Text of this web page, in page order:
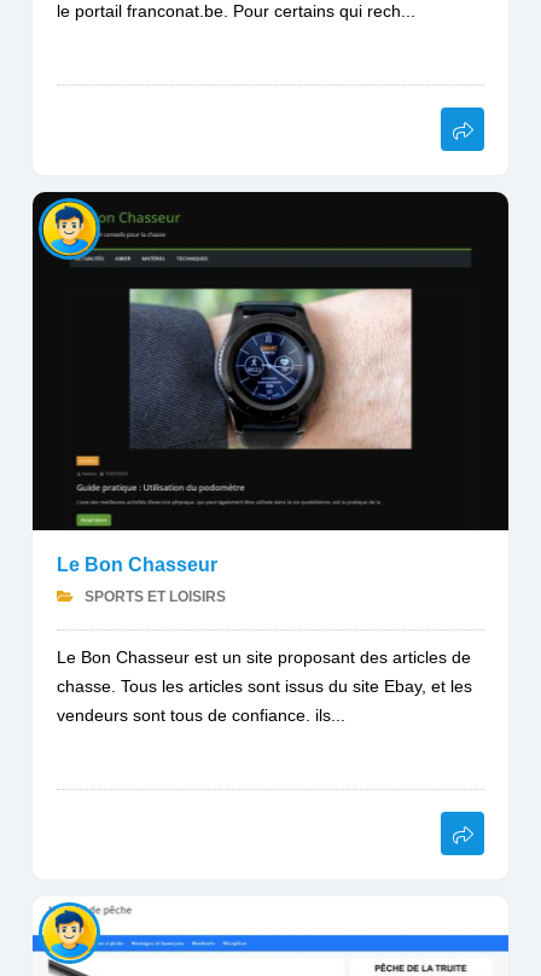
le portail franconat.be. Pour certains qui rech...
Le Bon Chasseur
SPORTS ET LOISIRS
Le Bon Chasseur est un site proposant des articles de
chasse. Tous les articles sont issus du site Ebay, et les
vendeurs sont tous de confiance. ils...